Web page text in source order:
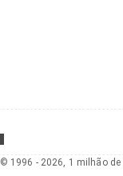
© 1996 - 2026, 1 milhão